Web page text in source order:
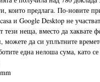
които предлага. По-новите
и Google Desktop не
тези неща, вместо да хаквате
можете да си уплътните
една нелоша сума, като се